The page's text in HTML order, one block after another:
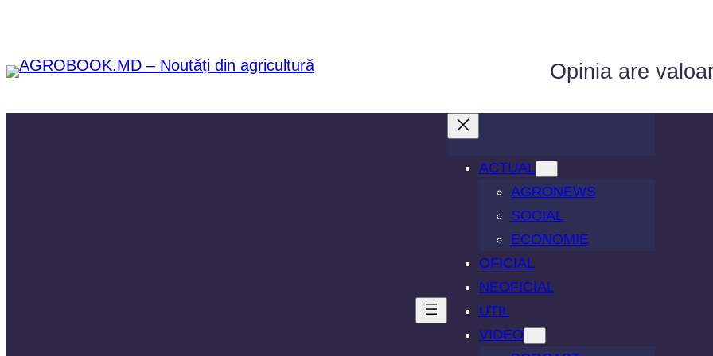
conținut
Opinia are
ACTUAL
AGRONEWS
SOCIAL
ECONOMIE
OFICIAL
NEOFICIAL
UTIL
VIDEO